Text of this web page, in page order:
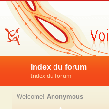
Index du forum
Index du forum
Welcome! Anonymous